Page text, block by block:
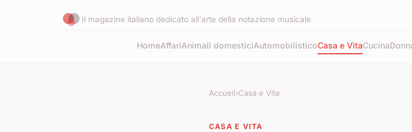
Il magazine italiano dedicato all'arte della notazione musicale
HomeAffariAnimali domesticiAutomobilisticoCasa e VitaCucina
Accueil›Casa e Vita
CASA E VITA